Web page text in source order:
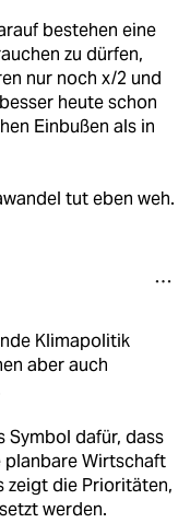
bestehen eine
zu dürfen,
nur noch x/2 und
heute schon
Einbußen als in
tut eben weh.
Klimapolitik
aber auch
Symbol dafür, dass
planbare Wirtschaft
zeigt die Prioritäten,
werden.